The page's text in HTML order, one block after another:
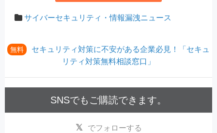
サイバーセキュリティ・情報漏洩ニュース
無料
セキュリティ対策に不安がある企業必見！「セキュ
リティ対策無料相談窓口」
SNSでもご購読できます。
でフォローする